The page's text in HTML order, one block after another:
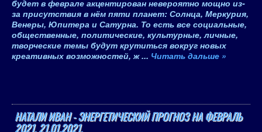
будет в феврале акцентирован невероятно мощно из-
за присутствия в нём пяти планет: Солнца, Меркурия,
Венеры, Юпитера и Сатурна. То есть все социальные,
общественные, политические, культурные, личные,
творческие темы будут крутиться вокруг новых
креативных возможностей, ж... Читать дальше »
НАТАЛИ ИВАН - ЭНЕРГЕТИЧЕСКИЙ ПРОГНОЗ НА ФЕВРАЛЬ
2021. 21.01.2021.